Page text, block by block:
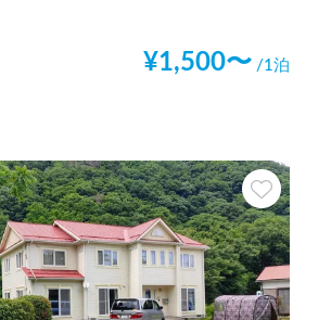
¥1,500〜 /1泊